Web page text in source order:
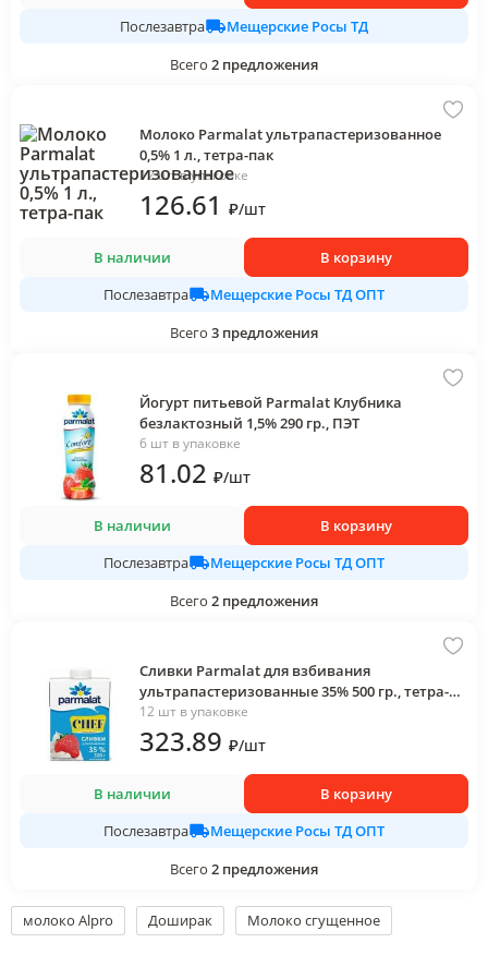
Послезавтра
Мещерские Росы ТД
Всего 2 предложения
Молоко Parmalat ультрапастеризованное
0,5% 1 л., тетра-пак
12 шт в упаковке
126.61 ₽/шт
В наличии
В корзину
Послезавтра
Мещерские Росы ТД ОПТ
Всего 3 предложения
Йогурт питьевой Parmalat Клубника
безлактозный 1,5% 290 гр., ПЭТ
6 шт в упаковке
81.02 ₽/шт
В наличии
В корзину
Послезавтра
Мещерские Росы ТД ОПТ
Всего 2 предложения
Сливки Parmalat для взбивания
ультрапастеризованные 35% 500 гр., тетра-
пак
12 шт в упаковке
323.89 ₽/шт
В наличии
В корзину
Послезавтра
Мещерские Росы ТД ОПТ
Всего 2 предложения
молоко Alpro Доширак Молоко сгущенное